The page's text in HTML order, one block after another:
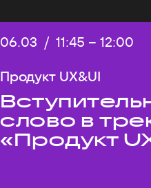
Дата:
06.03 / Начало:
11:45 – Конец:
12:00
Продукт UX&UI
слово в
«Продукт